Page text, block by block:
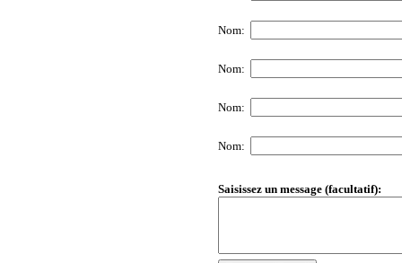
Nom:
Nom:
Nom:
Nom:
Saisissez un message (facultatif):